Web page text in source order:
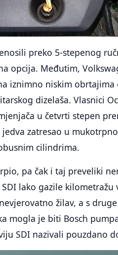
preko 5-stepenog
opcija. Međutim,
iznimno niskim obrtajima
dizelaša. Vlasnici
u četvrti stepen
zatresao u
cilindrima.
pa čak i taj preveliki
SDI lako gazile
žilav, a s
mogla je biti Bosch
SDI nazivali pouzdano